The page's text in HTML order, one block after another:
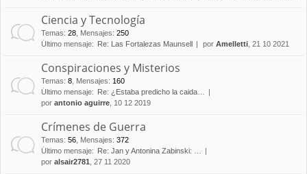
Ciencia y Tecnología
Temas: 28 Mensajes: 250
Último mensaje:
Re: Las Fortalezas Maunsell por Amelletti , 21 10 2021
Conspiraciones y Misterios
Temas: 8 Mensajes: 160
Último mensaje:
Re: ¿Estaba predicho la caida…
por antonio aguirre , 10 12 2019
Crímenes de Guerra
Temas: 56 Mensajes: 372
Último mensaje:
Re: Jan y Antonina Zabinski: …
por alsair2781 , 27 11 2020